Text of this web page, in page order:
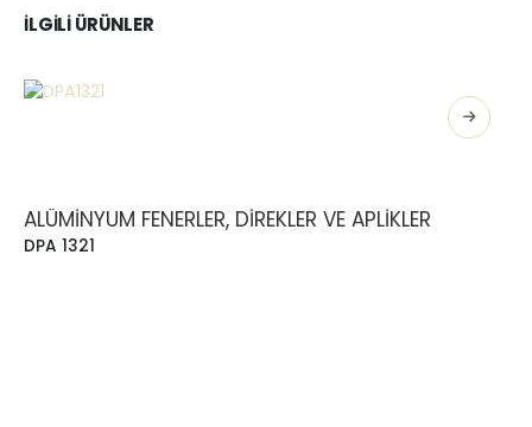
İLGILI ÜRÜNLER
ALÜMINYUM FENERLER, DIREKLER VE APLIKLER
DPA 1321